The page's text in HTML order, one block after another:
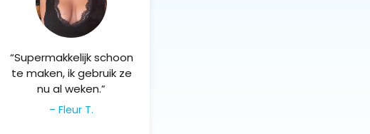
“Supermakkelijk schoon
te maken, ik gebruik ze
nu al weken.”
– Fleur T.